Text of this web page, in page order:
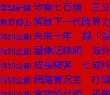
焦點新聞 涉案七百億 王
教育線上 解放下一代跨界
特別企劃 未來十年 越「
特別企劃 圖像記錄師 海
特別企劃 成長駭客 七成
特別企劃 網路實況主 打